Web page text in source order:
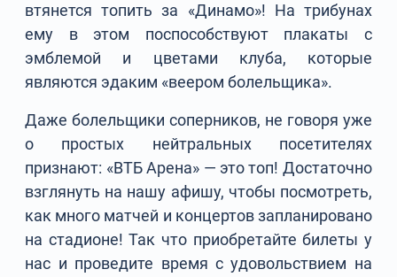
втянется топить за «Динамо»! На трибунах
ему в этом поспособствуют плакаты с
эмблемой и цветами клуба, которые
являются эдаким «веером болельщика».
Даже болельщики соперников, не говоря уже
о простых нейтральных посетителях
признают: «ВТБ Арена» — это топ! Достаточно
взглянуть на нашу афишу, чтобы посмотреть,
как много матчей и концертов запланировано
на стадионе! Так что приобретайте билеты у
нас и проведите время с удовольствием на